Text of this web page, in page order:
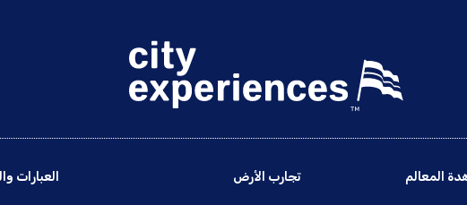
المعالم
تجارب الأرض العبارات